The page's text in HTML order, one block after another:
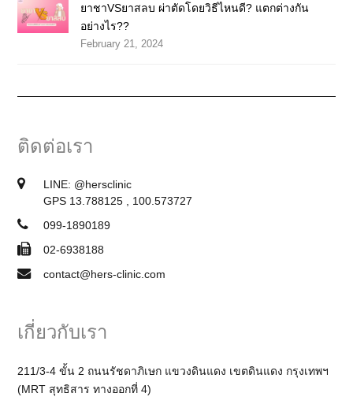
ยาชาVSยาสลบ ผ่าตัดโดยวิธีไหนดี? แตกต่างกัน
อย่างไร??
February 21, 2024
ติดต่อเรา
LINE: @hersclinic
GPS 13.788125 , 100.573727
099-1890189
02-6938188
contact@hers-clinic.com
เกี่ยวกับเรา
211/3-4 ขั้น 2 ถนนรัชดาภิเษก แขวงดินแดง เขตดินแดง กรุงเทพฯ
(MRT สุทธิสาร ทางออกที่ 4)